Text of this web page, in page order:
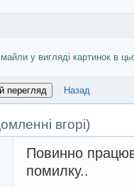
у вигляді картинок в
Назад
вгорі)
Повинно
помилку..